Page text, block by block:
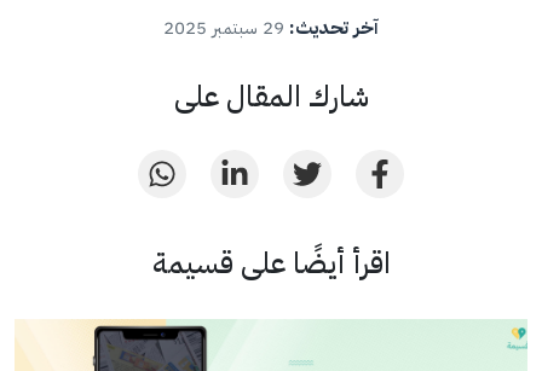
آخر تحديث:
شارك المقال على
اقرأ أيضًا على قسيمة